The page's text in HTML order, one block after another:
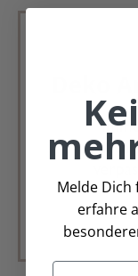
Trag Dich
Zur
Melde
erfahre
Email